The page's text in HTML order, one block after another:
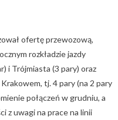
ofertę przewozową,
rozkładzie jazdy
i Trójmiasta (3 pary) oraz
tj. 4 pary (na 2 pary
połączeń w grudniu, a
z uwagi na prace na linii